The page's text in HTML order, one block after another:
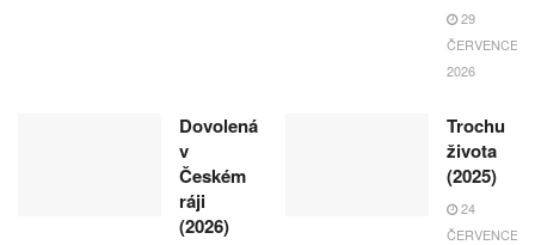
29
ČERVENCE,
2026
Dovolená
v
Českém
ráji
(2026)
Trochu
života
(2025)
24
ČERVENCE,